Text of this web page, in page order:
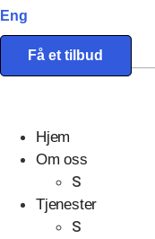
Eng
Få et tilbud
Hjem
Om oss
S
Tjenester
S